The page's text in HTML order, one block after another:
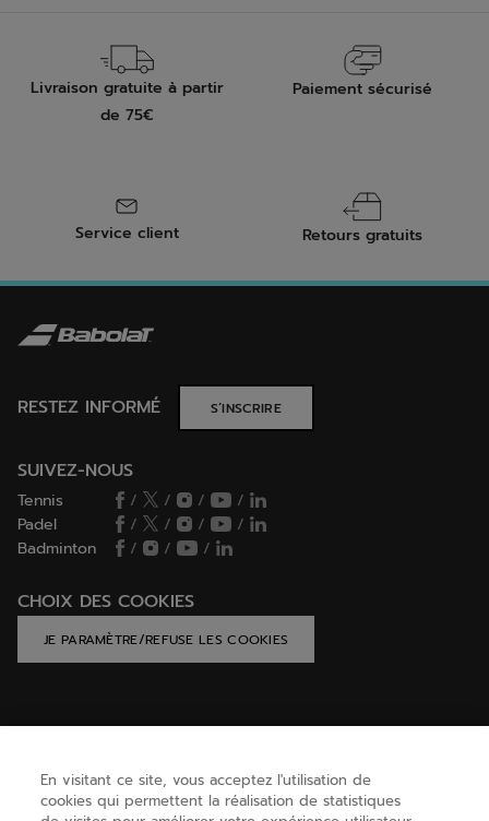
Livraison gratuite à partir
de 75€
Paiement sécurisé
Service client Retours gratuits
RESTEZ INFORMÉ S’INSCRIRE
SUIVEZ-NOUS
Tennis / / /
/
Padel
/ / /
/
Badminton
/ / /
CHOIX DES COOKIES
JE PARAMÈTRE/REFUSE LES COOKIES
BESOIN D'AIDE ?
En visitant ce site, vous acceptez l'utilisation de
cookies qui permettent la réalisation de statistiques